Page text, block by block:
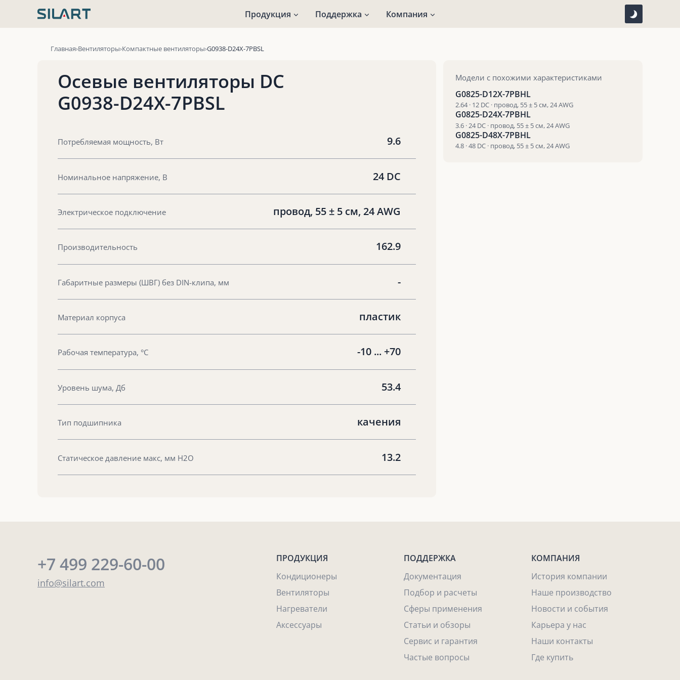
Продукция Поддержка Компания
Главная Вентиляторы Компактные вентиляторы G0938-D24X-7PBSL
Осевые вентиляторы DC
G0938-D24X-7PBSL
Потребляемая мощность, Вт 9.6
Номинальное напряжение, В 24 DC
Электрическое подключение провод, 55 ± 5 см, 24 AWG
Производительность 162.9
Габаритные размеры (ШВГ) без DIN-клипа, мм -
Материал корпуса пластик
Рабочая температура, °С -10 ... +70
Уровень шума, Дб 53.4
Тип подшипника качения
Статическое давление макс, мм Н2О 13.2
Модели с похожими характеристиками
G0825-D12X-7PBHL
2.64 · 12 DC · провод, 55 ± 5 см, 24 AWG
G0825-D24X-7PBHL
3.6 · 24 DC · провод, 55 ± 5 см, 24 AWG
G0825-D48X-7PBHL
4.8 · 48 DC · провод, 55 ± 5 см, 24 AWG
+7 499 229-60-00
info@silart.com
ПРОДУКЦИЯ
Кондиционеры
Вентиляторы
Нагреватели
Аксессуары
ПОДДЕРЖКА
Документация
Подбор и расчеты
Сферы применения
Статьи и обзоры
Сервис и гарантия
Частые вопросы
КОМПАНИЯ
История компании
Наше производство
Новости и события
Карьера у нас
Наши контакты
Где купить